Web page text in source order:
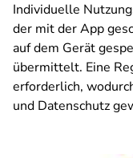
Individuelle
der mit der App
auf dem Gerät
übermittelt. Eine
erforderlich,
und Datenschutz